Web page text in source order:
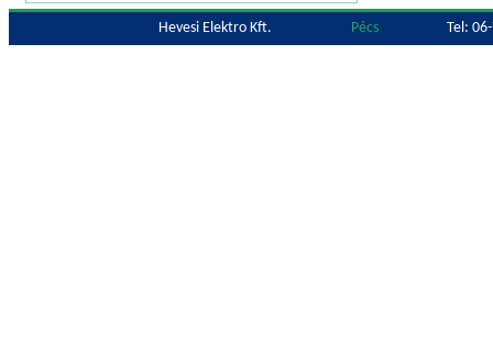
Hevesi Elektro Kft. Pécs Tel: